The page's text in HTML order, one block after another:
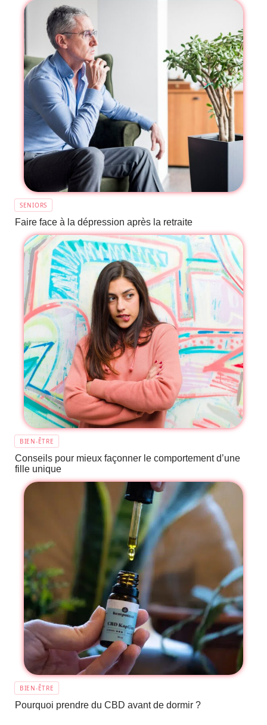
SENIORS
Faire face à la dépression après la retraite
BIEN-ÊTRE
Conseils pour mieux façonner le comportement d’une
fille unique
BIEN-ÊTRE
Pourquoi prendre du CBD avant de dormir ?